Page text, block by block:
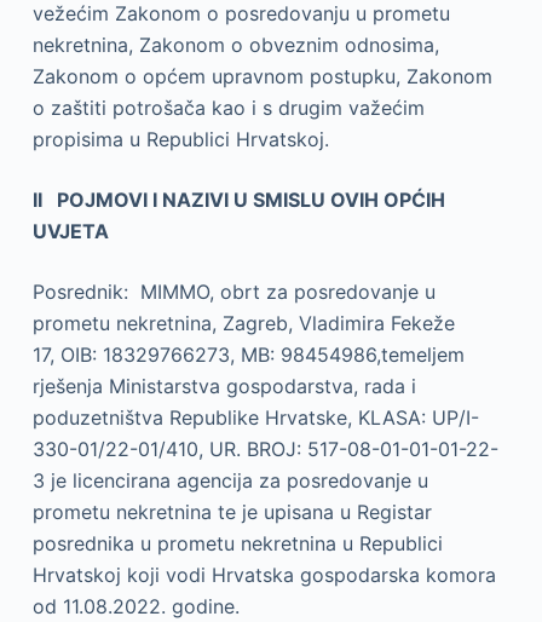
vežećim Zakonom o posredovanju u prometu
nekretnina, Zakonom o obveznim odnosima,
Zakonom o općem upravnom postupku, Zakonom
o zaštiti potrošača kao i s drugim važećim
propisima u Republici Hrvatskoj.
II POJMOVI I NAZIVI U SMISLU OVIH OPĆIH
UVJETA
Posrednik: MIMMO, obrt za posredovanje u
prometu nekretnina, Zagreb, Vladimira Fekeže
17, OIB: 18329766273, MB: 98454986,temeljem
rješenja Ministarstva gospodarstva, rada i
poduzetništva Republike Hrvatske, KLASA: UP/I-
330-01/22-01/410, UR. BROJ: 517-08-01-01-01-22-
3 je licencirana agencija za posredovanje u
prometu nekretnina te je upisana u Registar
posrednika u prometu nekretnina u Republici
Hrvatskoj koji vodi Hrvatska gospodarska komora
od 11.08.2022. godine.